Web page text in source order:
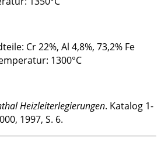
Cr 22%, Al 4,8%, 73,2% Fe
1300°C
Heizleiterlegierungen. Katalog 1-
1997, S. 6.